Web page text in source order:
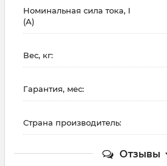
Номинальная сила тока, I
(А)
Вес, кг:
Гарантия, мес:
Страна производитель:
Отзывы